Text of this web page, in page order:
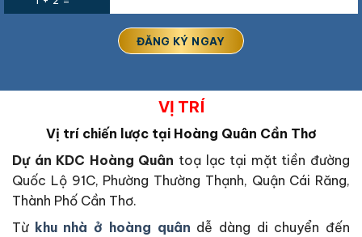
VỊ TRÍ
Vị trí chiến lược tại Hoàng Quân Cần Thơ
Dự án KDC Hoàng Quân toạ lạc tại mặt tiền đường
Quốc Lộ 91C, Phường Thường Thạnh, Quận Cái Răng,
Thành Phố Cần Thơ.
Từ khu nhà ở hoàng quân dễ dàng di chuyển đến